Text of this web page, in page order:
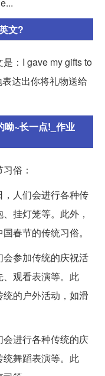
文?
：I gave my gifts to
达出你将礼物送给
呦~长一点!_作业
俗：
人们会进行各种传
挂灯笼等。此外，
春节的传统习俗。
参加传统的庆祝活
观看表演等。此
的户外活动，如滑
进行各种传统的庆
舞蹈表演等。此